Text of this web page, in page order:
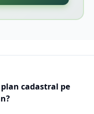
cadastral pe